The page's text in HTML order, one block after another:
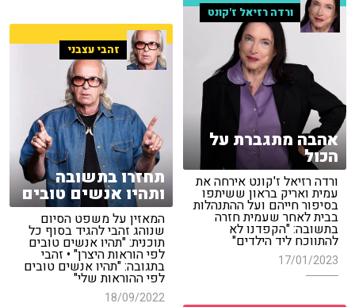
ורדה רזיאל ז'קונט
אהבה מתגברת על
הכול
ורדה רזיאל ז'קונט אירחה את
עמית ואריק בראון ששיתפו
בסיפור חייהם ועל ההתנהלות
בבית לאחר שעמית חזרה
בתשובה: "הקפדנו לא
להתווכח ליד הילדים"
17/01/2023
זהבי עצבני
תחזרו בתשובה
ותהיו אנשים טובים
המאזין על משפט הסיום
שנוהג זהבי להגיד בסוף כל
תוכנית: "תהיו אנשים טובים
לפי הוראות היצרן" • זהבי
בתגובה: "תהיו אנשים טובים
לפי ההוראות שלי"
18/09/2022